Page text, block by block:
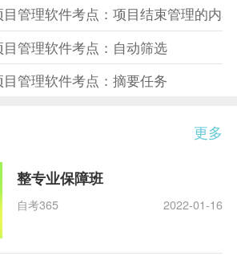
管理软件考点：项目结束管理的内容
管理软件考点：自动筛选
管理软件考点：摘要任务
更多
整专业保障班
自考365 2022-01-16